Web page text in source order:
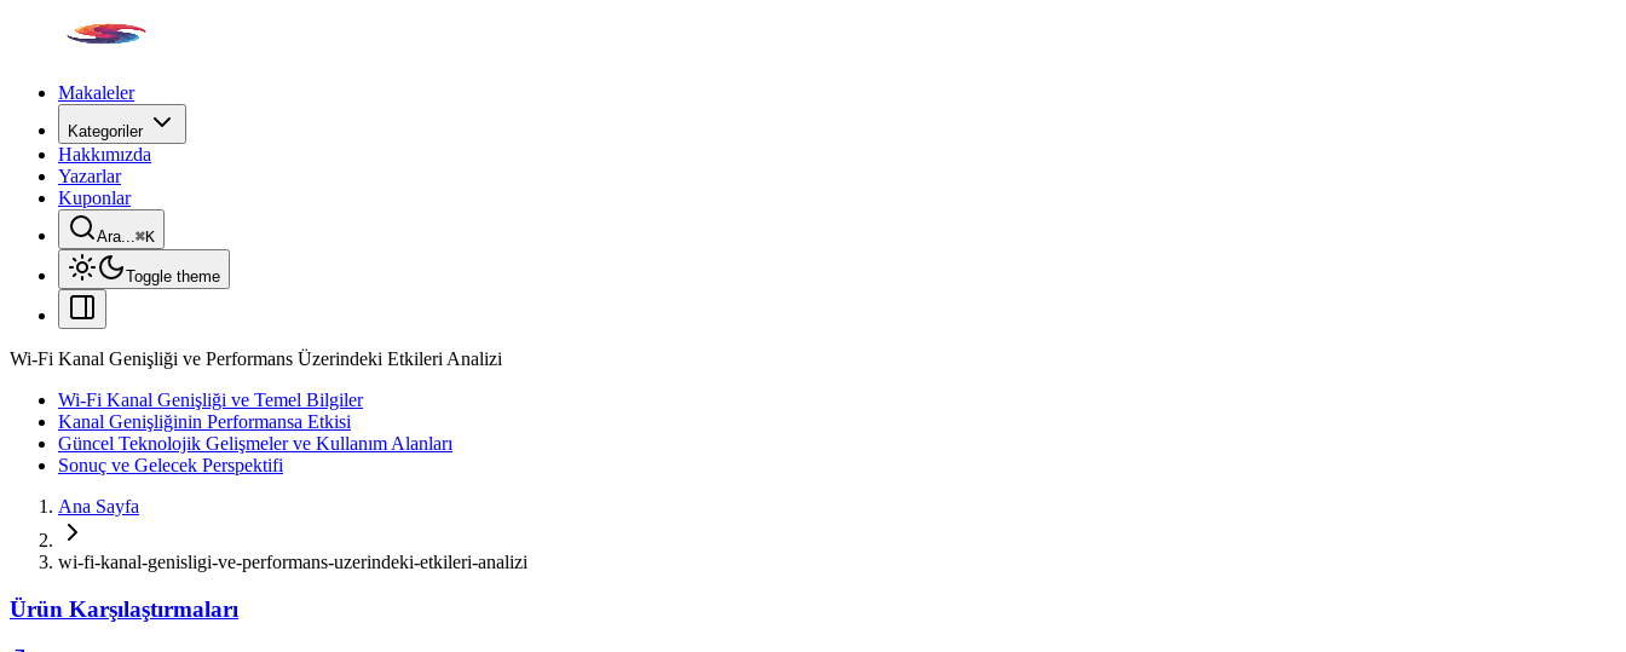
Makaleler
Kategoriler
Hakkımızda
Yazarlar
Kuponlar
Ara...⌘K
Toggle theme
Wi-Fi Kanal Genişliği ve Performans Üzerindeki Etkileri Analizi
Wi-Fi Kanal Genişliği ve Temel Bilgiler
Kanal Genişliğinin Performansa Etkisi
Güncel Teknolojik Gelişmeler ve Kullanım Alanları
Sonuç ve Gelecek Perspektifi
Ana Sayfa
wi-fi-kanal-genisligi-ve-performans-uzerindeki-etkileri-analizi
Ürün Karşılaştırmaları